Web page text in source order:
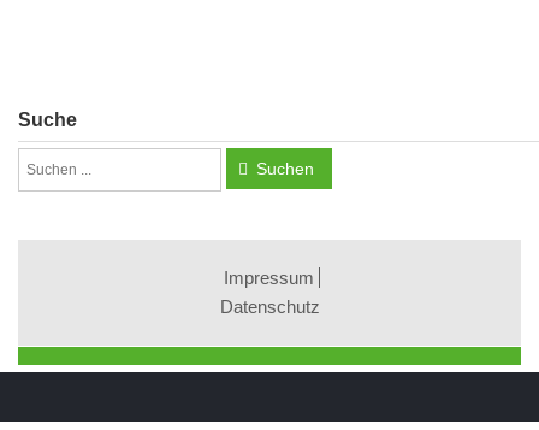
Suche
Suchen
Impressum
Datenschutz